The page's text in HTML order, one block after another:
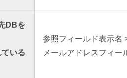
DBを
いる
参照フィールド表示名
メールアドレスフィー